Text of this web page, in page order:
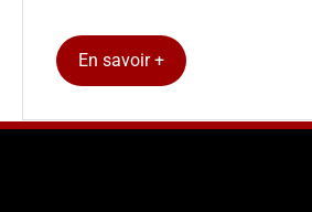
En savoir +